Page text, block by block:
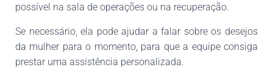
possível na sala de operações ou na recuperação.
Se necessário, ela pode ajudar a falar sobre os desejos
da mulher para o momento, para que a equipe consiga
prestar uma assistência personalizada.